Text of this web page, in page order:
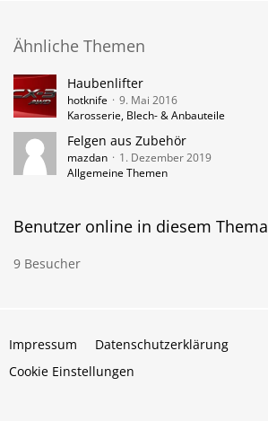
Ähnliche Themen
Haubenlifter
hotknife
9. Mai 2016
Karosserie, Blech- & Anbauteile
Felgen aus Zubehör
mazdan
1. Dezember 2019
Allgemeine Themen
Benutzer online in diesem Thema
9 Besucher
Impressum
Datenschutzerklärung
Cookie Einstellungen